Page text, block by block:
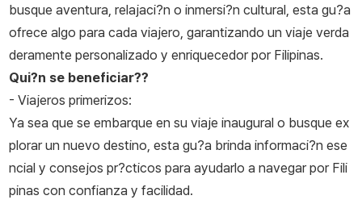
busque aventura, relajaci?n o inmersi?n cultural, esta gu?a
ofrece algo para cada viajero, garantizando un viaje verda
deramente personalizado y enriquecedor por Filipinas.
Qui?n se beneficiar??
- Viajeros primerizos:
Ya sea que se embarque en su viaje inaugural o busque ex
plorar un nuevo destino, esta gu?a brinda informaci?n ese
ncial y consejos pr?cticos para ayudarlo a navegar por Fili
pinas con confianza y facilidad.